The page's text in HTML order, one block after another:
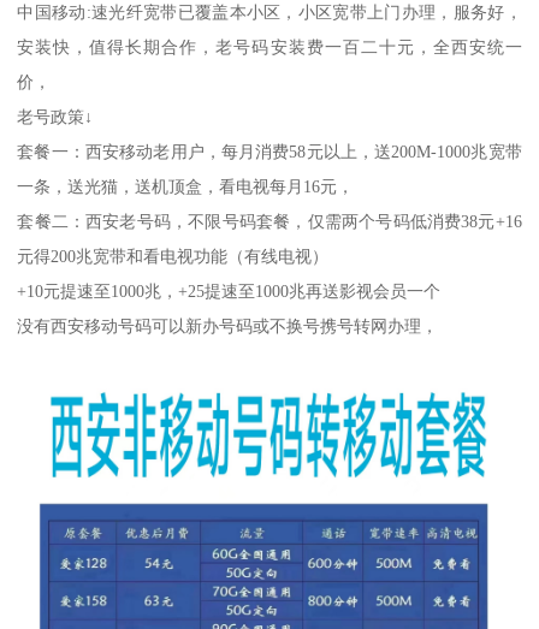
中国移动:速光纤宽带已覆盖本小区，小区宽带上门办理，服务好，
安装快，值得长期合作，老号码安装费一百二十元，全西安统一
价，
老号政策↓
套餐一：西安移动老用户，每月消费58元以上，送200M-1000兆宽带
一条，送光猫，送机顶盒，看电视每月16元，
套餐二：西安老号码，不限号码套餐，仅需两个号码低消费38元+16
元得200兆宽带和看电视功能（有线电视）
+10元提速至1000兆，+25提速至1000兆再送影视会员一个
没有西安移动号码可以新办号码或不换号携号转网办理，